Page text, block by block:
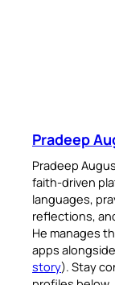
Pradeep
Pradeep
faith-driven
languages,
reflections,
He manages
apps
story). Stay